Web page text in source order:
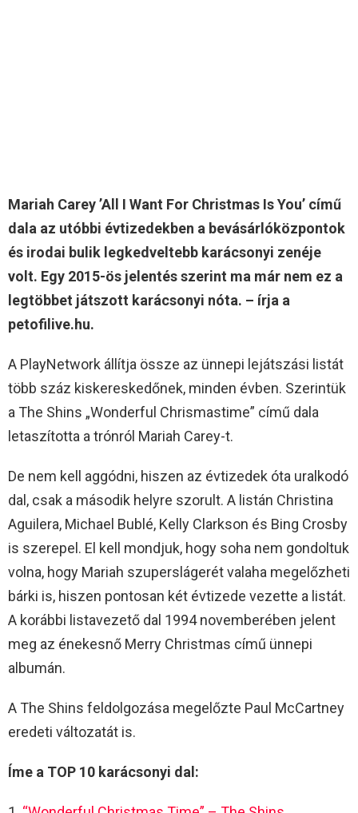
Mariah Carey ’All I Want For Christmas Is You’ című
dala az utóbbi évtizedekben a bevásárlóközpontok
és irodai bulik legkedveltebb karácsonyi zenéje
volt. Egy 2015-ös jelentés szerint ma már nem ez a
legtöbbet játszott karácsonyi nóta. – írja a
petofilive.hu.
A PlayNetwork állítja össze az ünnepi lejátszási listát
több száz kiskereskedőnek, minden évben. Szerintük
a The Shins „Wonderful Chrismastime” című dala
letaszította a trónról Mariah Carey-t.
De nem kell aggódni, hiszen az évtizedek óta uralkodó
dal, csak a második helyre szorult. A listán Christina
Aguilera, Michael Bublé, Kelly Clarkson és Bing Crosby
is szerepel. El kell mondjuk, hogy soha nem gondoltuk
volna, hogy Mariah szuperslágerét valaha megelőzheti
bárki is, hiszen pontosan két évtizede vezette a listát.
A korábbi listavezető dal 1994 novemberében jelent
meg az énekesnő Merry Christmas című ünnepi
albumán.
A The Shins feldolgozása megelőzte Paul McCartney
eredeti változatát is.
Íme a TOP 10 karácsonyi dal: